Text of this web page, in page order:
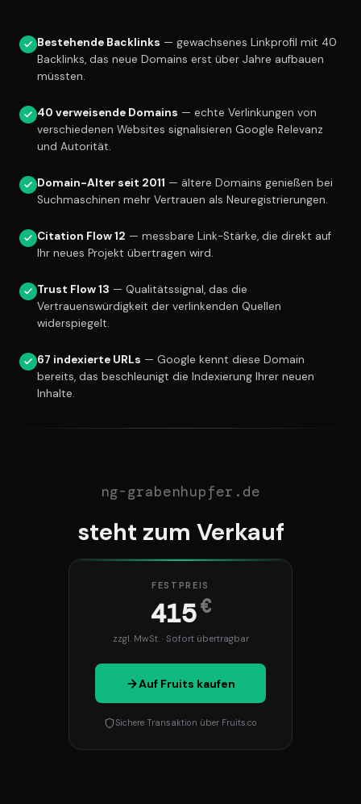
Bestehende Backlinks — gewachsenes Linkprofil mit 40
Backlinks, das neue Domains erst über Jahre aufbauen
müssten.
40 verweisende Domains — echte Verlinkungen von
verschiedenen Websites signalisieren Google Relevanz
und Autorität.
Domain-Alter seit 2011 — ältere Domains genießen bei
Suchmaschinen mehr Vertrauen als Neuregistrierungen.
Citation Flow 12 — messbare Link-Stärke, die direkt auf
Ihr neues Projekt übertragen wird.
Trust Flow 13 — Qualitätssignal, das die
Vertrauenswürdigkeit der verlinkenden Quellen
widerspiegelt.
67 indexierte URLs — Google kennt diese Domain
bereits, das beschleunigt die Indexierung Ihrer neuen
Inhalte.
ng-grabenhupfer.de
steht zum Verkauf
FESTPREIS
415€
zzgl. MwSt. · Sofort übertragbar
Auf Fruits kaufen
Sichere Transaktion über Fruits.co